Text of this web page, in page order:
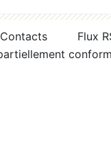
Contacts
Flux